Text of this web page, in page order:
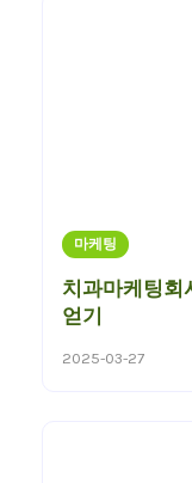
마케팅
치과마케팅회
얻기
2025-03-27